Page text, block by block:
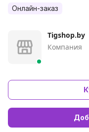
Онлайн-заказ
Tigshop.by
Компания